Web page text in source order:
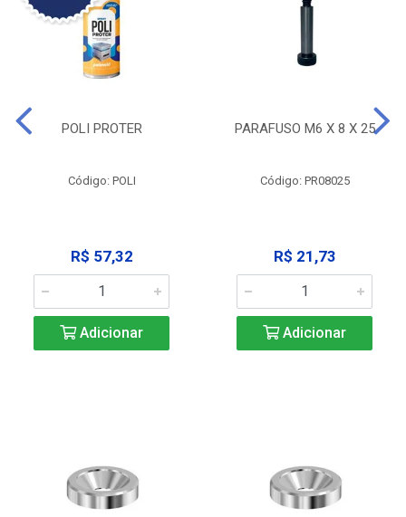
POLI PROTER
Código: POLI
R$ 57,32
Adicionar
PARAFUSO M6 X 8 X 25
Código: PR08025
R$ 21,73
Adicionar